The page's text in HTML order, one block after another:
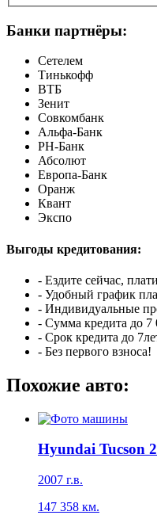
Банки партнёры:
Сетелем
Тинькофф
ВТБ
Зенит
Совкомбанк
Альфа-Банк
РН-Банк
Абсолют
Европа-Банк
Оранж
Квант
Экспо
Выгоды кредитования:
- Ездите сейчас,
- Удобный график
- Индивидуальные
- Сумма кредита до 7
- Срок кредита до
- Без первого взноса!
Похожие авто:
Hyundai Tucson
2007 г.в.
147 358 км.